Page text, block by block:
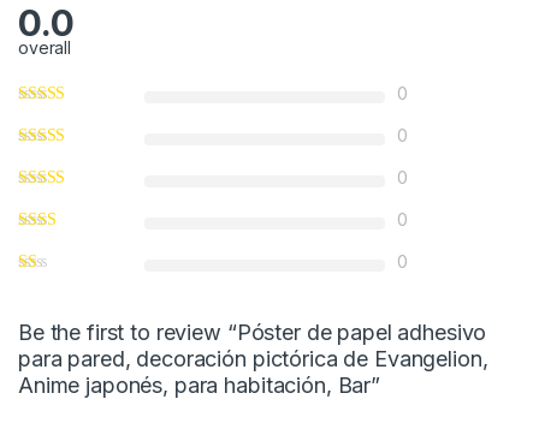
0.0
overall
0
0
0
0
0
Be the first to review “Póster de papel adhesivo
para pared, decoración pictórica de Evangelion,
Anime japonés, para habitación, Bar”